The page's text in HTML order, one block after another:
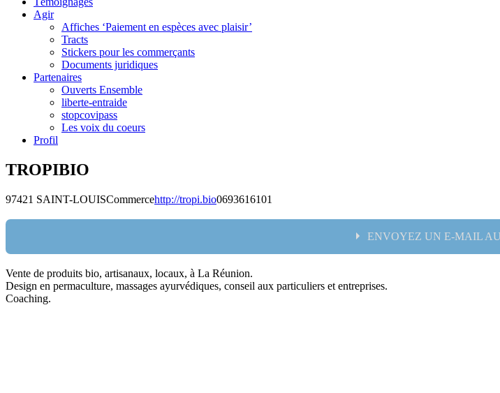
Agir
Affiches ‘Paiement en espèces avec plaisir’
Tracts
Stickers pour les commerçants
Documents juridiques
Partenaires
Ouverts Ensemble
liberte-entraide
stopcovipass
Les voix du coeurs
Profil
TROPIBIO
97421 SAINT-LOUISCommercehttp://tropi.bio0693616101
ENVOYEZ UN E-MAIL
Nom:
email:
Vente de produits bio, artisanaux, locaux, à La Réunion.
Design en permaculture, massages ayurvédiques, conseil aux particuliers et entreprises.
Coaching.